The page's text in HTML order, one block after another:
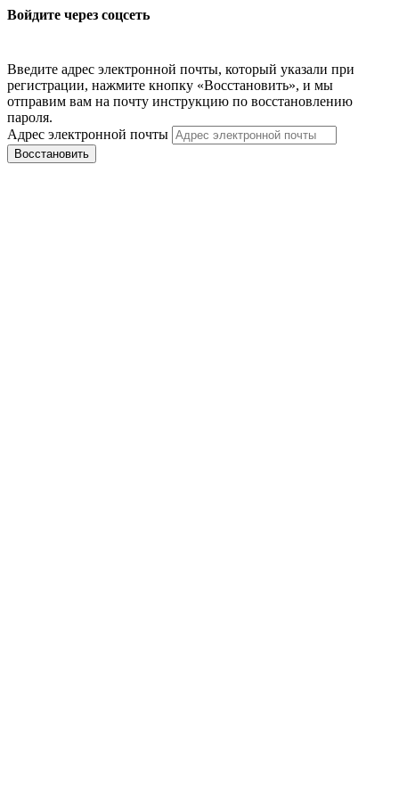
Войдите через соцсеть
Введите адрес электронной почты, который указали при
регистрации, нажмите кнопку «Восстановить», и мы
отправим вам на почту инструкцию по восстановлению
пароля.
Адрес электронной почты